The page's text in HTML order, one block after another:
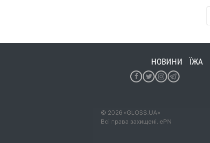
НОВИНИ ЇЖА
© 2026 «GLOSS.UA»
Всі права захищені. ePN